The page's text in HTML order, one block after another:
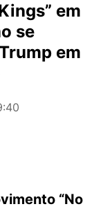
em
se
em
“No